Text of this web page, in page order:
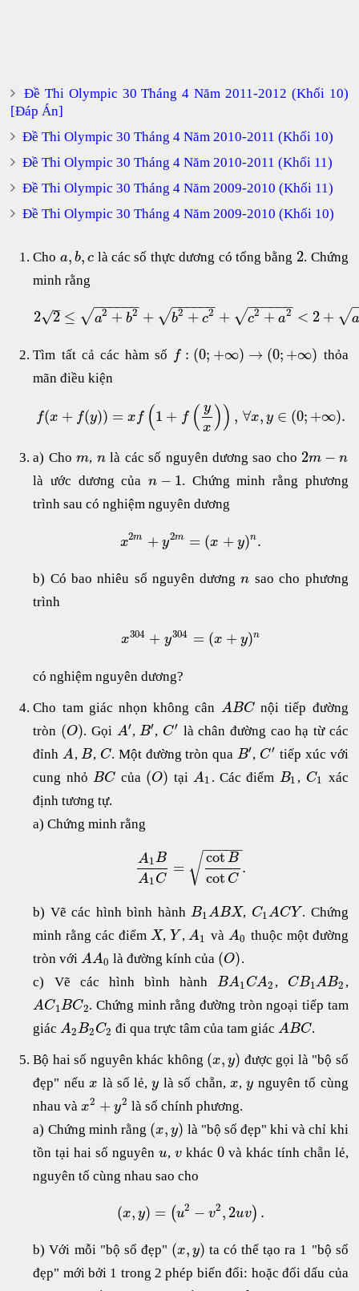
Đề Thi Olympic 30 Tháng 4 Năm 2011-2012 (Khối 10)
[Đáp Án]
Đề Thi Olympic 30 Tháng 4 Năm 2010-2011 (Khối 10)
Đề Thi Olympic 30 Tháng 4 Năm 2010-2011 (Khối 11)
Đề Thi Olympic 30 Tháng 4 Năm 2009-2010 (Khối 11)
Đề Thi Olympic 30 Tháng 4 Năm 2009-2010 (Khối 10)
Cho a, b, c là các số thực dương có tổng bằng 2. Chứng
minh rằng
2 2
–
√ ≤ a2 + b2
− −
−−−−
√ + b2 + c2
− −
−−−−
√ + c2 + a2
− −
−−−−
√ < 2 + √
Tìm tất cả các hàm số f : (0; +∞) → (0; +∞) thỏa
mãn điều kiện
f(x + f(y)) = x f (1 + f ( y
x )) , ∀x, y ∈ (0; +∞).
a) Chom, n là các số nguyên dương sao cho 2m − n
là ước dương của n − 1. Chứng minh rằng phương
trình sau có nghiệm nguyên dương
x2m + y2m = (x + y)n.
b) Có bao nhiêu số nguyên dươngn sao cho phương
trình
x304 + y304 = (x + y)n
có nghiệm nguyên dương?
Cho tam giác nhọn không cân ABC nội tiếp đường
tròn (O). Gọi A′, B′, C′ là chân đường cao hạ từ các
đỉnh A, B, C. Một đường tròn qua B′, C′ tiếp xúc với
cung nhỏ BC của (O) tại A1 . Các điểm B1 , C1 xác
định tương tự.
a) Chứng minh rằng
A1B
A1C
=
cotB
cot C
− −
−−−
√ .
b) Vẽ các hình bình hành B1ABX, C1ACY . Chứng
minh rằng các điểm X,Y , A1 và A0 thuộc một đường
tròn với AA0 là đường kính của (O).
c) Vẽ các hình bình hành BA1 CA2 , CB1AB2 ,
AC1BC2. Chứng minh rằng đường tròn ngoại tiếp tam
giác A2B2C2 đi qua trực tâm của tam giác ABC.
Bộ hai số nguyên khác không (x, y) được gọi là "bộ số
đẹp" nếu x là số lẻ,y là số chẵn, x,y nguyên tố cùng
nhau vàx2 + y2 là số chính phương.
a) Chứng minh rằng (x, y) là "bộ số đẹp" khi và chỉ khi
tồn tại hai số nguyên u, v khác 0 và khác tính chẵn lẻ,
nguyên tố cùng nhau sao cho
(x, y) = (u2 − v2, 2uv) .
b) Với mỗi "bộ số đẹp" (x, y) ta có thể tạo ra 1 "bộ số
đẹp" mới bởi 1 trong 2 phép biến đổi: hoặc đổi dấu của